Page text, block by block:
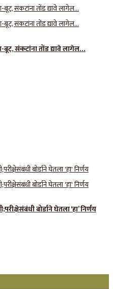
संकटांना तोंड द्यावे लागेल…
बोर्डाने घेतला ‘हा’ निर्णय